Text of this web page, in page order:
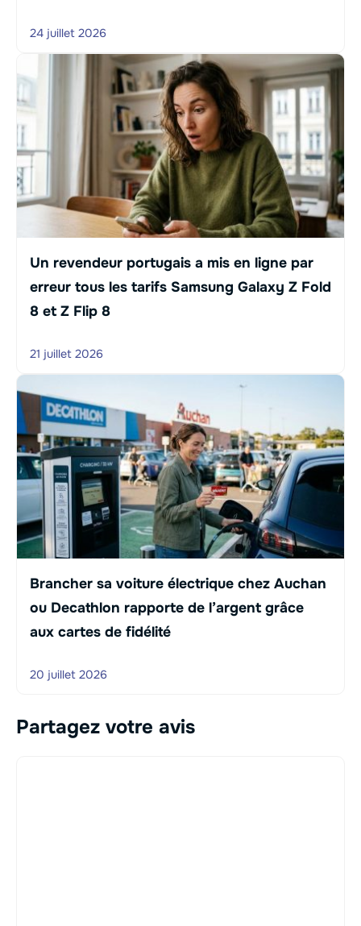
24 juillet 2026
Un revendeur portugais a mis en ligne par
erreur tous les tarifs Samsung Galaxy Z Fold
8 et Z Flip 8
21 juillet 2026
Brancher sa voiture électrique chez Auchan
ou Decathlon rapporte de l’argent grâce
aux cartes de fidélité
20 juillet 2026
Partagez votre avis